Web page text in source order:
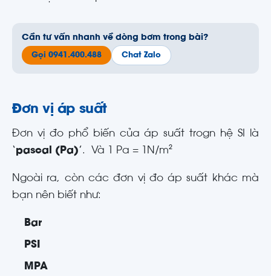
Cần tư vấn nhanh về dòng bơm trong bài?
Gọi 0941.400.488 Chat Zalo
Đơn vị áp suất
Đơn vị đo phổ biến của áp suất trogn hệ SI là
‘pascal (Pa)’. Và 1 Pa = 1N/m²
Ngoài ra, còn các đơn vị đo áp suất khác mà
bạn nên biết như:
Bar
PSI
MPA